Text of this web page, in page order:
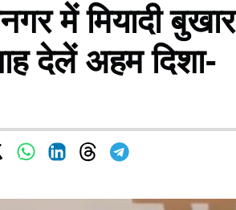
में मियादी बुखार
देलें अहम दिशा-